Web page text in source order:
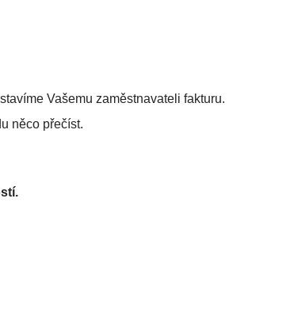
Vašemu zaměstnavateli fakturu.
něco přečíst.